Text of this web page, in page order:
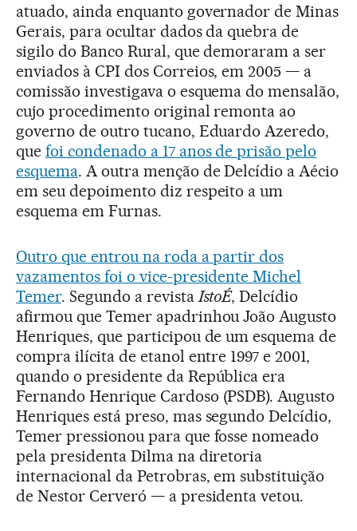
atuado, ainda enquanto governador de Minas
Gerais, para ocultar dados da quebra de
sigilo do Banco Rural, que demoraram a ser
enviados à CPI dos Correios, em 2005 — a
comissão investigava o esquema do mensalão,
cujo procedimento original remonta ao
governo de outro tucano, Eduardo Azeredo,
que foi condenado a 17 anos de prisão pelo
esquema. A outra menção de Delcídio a Aécio
em seu depoimento diz respeito a um
esquema em Furnas.
Outro que entrou na roda a partir dos
vazamentos foi o vice-presidente Michel
Temer. Segundo a revistaIstoÉ, Delcídio
afirmou que Temer apadrinhou João Augusto
Henriques, que participou de um esquema de
compra ilícita de etanol entre 1997 e 2001,
quando o presidente da República era
Fernando Henrique Cardoso (PSDB). Augusto
Henriques está preso, mas segundo Delcídio,
Temer pressionou para que fosse nomeado
pela presidenta Dilma na diretoria
internacional da Petrobras, em substituição
de Nestor Cerveró — a presidenta vetou.